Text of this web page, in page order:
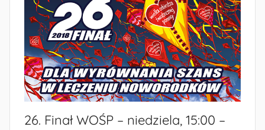
Sportu
Turystyki
w
26. Finał WOŚP – niedziela, 15:00 –